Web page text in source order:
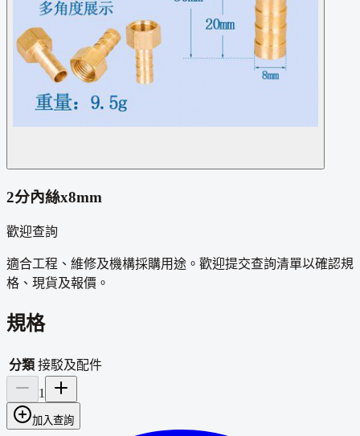
2分內絲x8mm
歡迎查詢
適合工程、維修及機構採購用途。歡迎提交查詢清單以確認規
格、現貨及報價。
規格
分類 接駁及配件
1
加入查詢